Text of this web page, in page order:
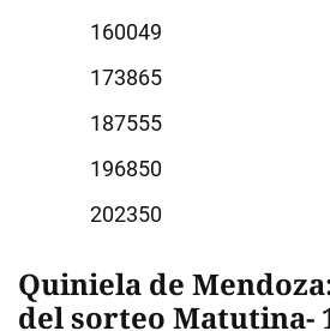
0049
3865
7555
6850
2350
Quiniela de
del sorteo Matutina-